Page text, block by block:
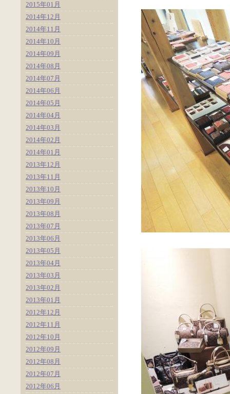
2015年01月
2014年12月
2014年11月
2014年10月
2014年09月
2014年08月
2014年07月
2014年06月
2014年05月
2014年04月
2014年03月
2014年02月
2014年01月
2013年12月
2013年11月
2013年10月
2013年09月
2013年08月
2013年07月
2013年06月
2013年05月
2013年04月
2013年03月
2013年02月
2013年01月
2012年12月
2012年11月
2012年10月
2012年09月
2012年08月
2012年07月
2012年06月